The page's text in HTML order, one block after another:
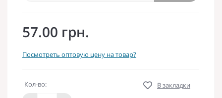
57.00 грн.
Посмотреть оптовую цену на товар?
Кол-во:
В закладки